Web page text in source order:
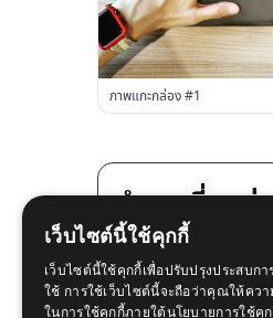
ภาพแกะกล่อง #1
คำถามที่พบบ่
มีบริการหน้างานด่
การรับประกันของรุ่
เว็บไซต์นี้ใช้คุกกี้
เว็บไซต์นี้ใช้คุกกี้เพื่อปรับปรุงประสบก
ใช้ การใช้เว็บไซต์นี้จะถือว่าคุณให้คว
ในการใช้คุกกี้ภายใต้นโยบายการใช้คุก